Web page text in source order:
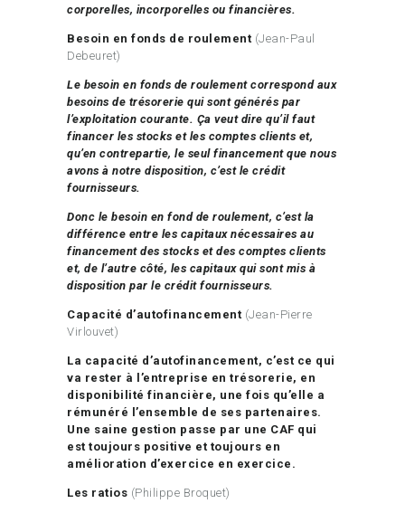
corporelles, incorporelles ou financières.
Besoin en fonds de roulement (Jean-Paul
Debeuret)
Le besoin en fonds de roulement correspond aux
besoins de trésorerie qui sont générés par
l’exploitation courante. Ça veut dire qu’il faut
financer les stocks et les comptes clients et,
qu’en contrepartie, le seul financement que nous
avons à notre disposition, c’est le crédit
fournisseurs.
Donc le besoin en fond de roulement, c’est la
différence entre les capitaux nécessaires au
financement des stocks et des comptes clients
et, de l’autre côté, les capitaux qui sont mis à
disposition par le crédit fournisseurs.
Capacité d’autofinancement (Jean-Pierre
Virlouvet)
La capacité d’autofinancement, c’est ce qui
va rester à l’entreprise en trésorerie, en
disponibilité financière, une fois qu’elle a
rémunéré l’ensemble de ses partenaires.
Une saine gestion passe par une CAF qui
est toujours positive et toujours en
amélioration d’exercice en exercice.
Les ratios (Philippe Broquet)